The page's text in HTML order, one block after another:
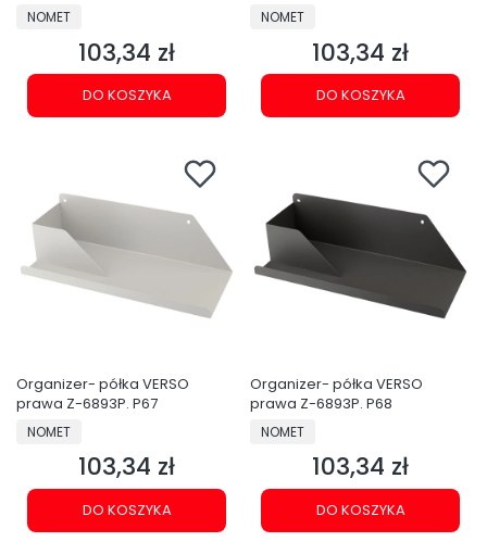
PRODUCENT
NOMET
Cena
103,34 zł
DO KOSZYKA
PRODUCENT
NOMET
Cena
103,34 zł
DO KOSZYKA
Organizer- półka VERSO
prawa Z-6893P. P67
PRODUCENT
NOMET
Cena
103,34 zł
DO KOSZYKA
Organizer- półka VERSO
prawa Z-6893P. P68
PRODUCENT
NOMET
Cena
103,34 zł
DO KOSZYKA